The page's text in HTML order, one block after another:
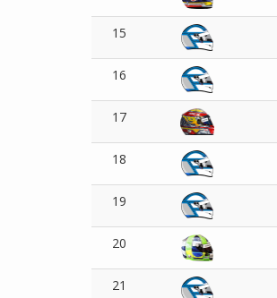
15
16
17
18
19
20
21